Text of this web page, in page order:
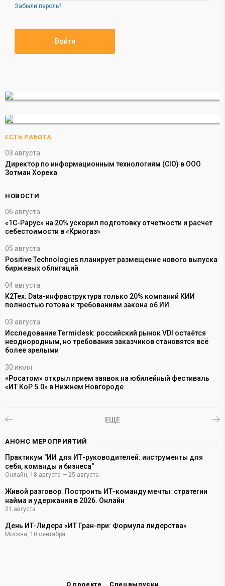
Забыли пароль?
ЕСТЬ РАБОТА
03 августа
Директор по информационным технологиям (CIO) в ООО
Зотман Хорека
НОВОСТИ
06 августа
«1С-Рарус» на 20% ускорил подготовку отчетности и расчет
себестоимости в «Криогаз»
05 августа
Positive Technologies планирует размещение нового выпуска
биржевых облигаций
04 августа
К2Тех: Data-инфраструктура только 20% компаний КИИ
полностью готова к требованиям закона об ИИ
03 августа
Исследование Termidesk: российский рынок VDI остаётся
неоднородным, но требования заказчиков становятся всё
более зрелыми
30 июля
«Росатом» открыл прием заявок на юбилейный фестиваль
«ИТ КоР 5.0» в Нижнем Новгороде
ЕЩЕ
АНОНС МЕРОПРИЯТИЙ
Практикум "ИИ для ИТ-руководителей: инструменты для
себя, команды и бизнеса"
Онлайн, 18 августа — 25 августа
Живой разговор. Построить ИТ-команду мечты: стратегии
найма и удержания в 2026. Онлайн
21 августа
День ИТ-Лидера «ИТ Гран-при: Формула лидерства»
Москва, 10 сентября
О проекте Спецвыпуски